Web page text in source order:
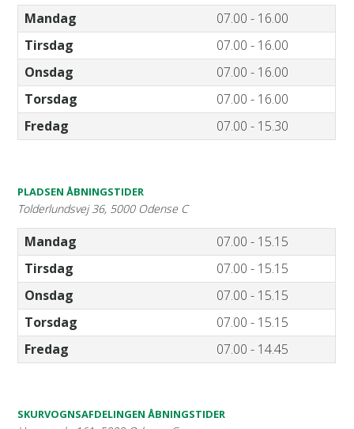
Mandag
07.00 - 16.00
Tirsdag
07.00 - 16.00
Onsdag
07.00 - 16.00
Torsdag
07.00 - 16.00
Fredag
07.00 - 15.30
PLADSEN ÅBNINGSTIDER
Tolderlundsvej 36, 5000 Odense C
Mandag
07.00 - 15.15
Tirsdag
07.00 - 15.15
Onsdag
07.00 - 15.15
Torsdag
07.00 - 15.15
Fredag
07.00 - 14.45
SKURVOGNSAFDELINGEN ÅBNINGSTIDER